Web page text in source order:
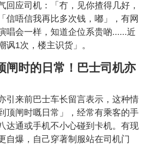
回应司机：「冇，见你揸得几好，
信唔信我再比多次钱，嘟」，有网
唱会一样，知道企位系贵啲......近
讽1次，楼主识货」。
闸时的日常！巴士司机亦
引来前巴士车长留言表示，这种情
顶闸时嘅日常」，经常有乘客的手
达通或手机不小心碰到卡机。有现
自爆，自己穿著制服站在司机门